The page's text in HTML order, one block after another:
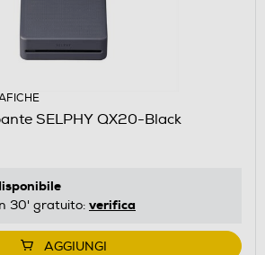
SELPHY QX20-Black
30' gratuito: verifica
AGGIUNGI